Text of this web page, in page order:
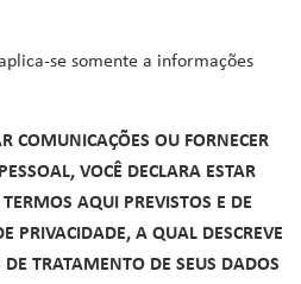
se somente a informações
COMUNICAÇÕES OU FORNECER
VOCÊ DECLARA ESTAR
AQUI PREVISTOS E DE
PRIVACIDADE, A QUAL DESCREVE
TRATAMENTO DE SEUS DADOS